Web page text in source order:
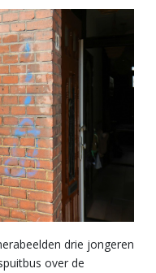
drie jongeren
over de